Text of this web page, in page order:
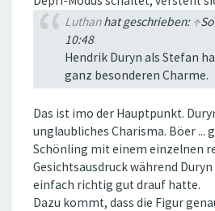
Luthanhat geschrieben: ↑
10:48
Hendrik Duryn als Stefan
ganz besonderen Charme.
Das ist imo der Hauptpunkt.
unglaubliches Charisma. Böer ...
Schönling mit einem einzelnen
Gesichtsausdruck während
einfach richtig gut drauf hatte.
Dazu kommt, dass die Figur